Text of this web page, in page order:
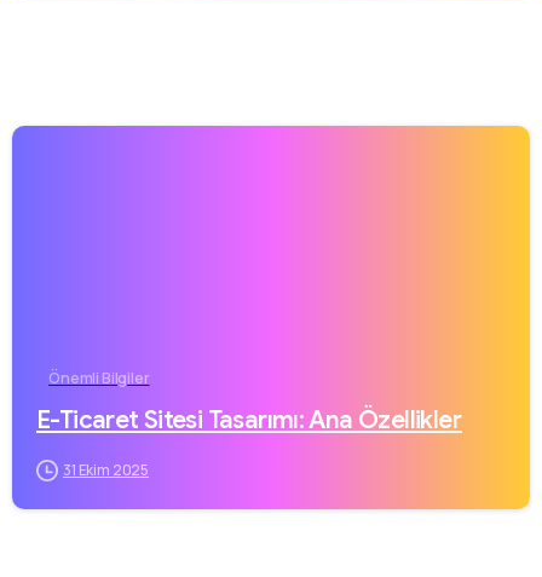
Önemli Bilgiler
E-Ticaret Sitesi Tasarımı: Ana Özellikler
31 Ekim 2025